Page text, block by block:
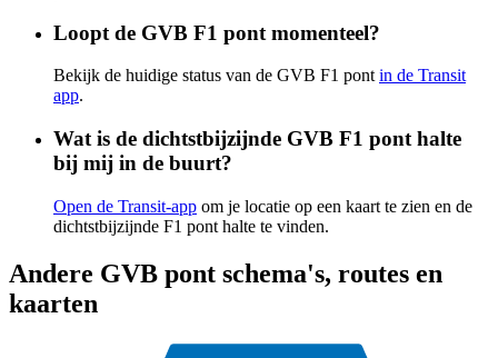
Loopt de GVB F1 pont momenteel?
Bekijk de huidige status van de GVB F1 pont in de Transit
app.
Wat is de dichtstbijzijnde GVB F1 pont halte
bij mij in de buurt?
Open de Transit-app om je locatie op een kaart te zien en de
dichtstbijzijnde F1 pont halte te vinden.
Andere GVB pont schema's, routes en
kaarten